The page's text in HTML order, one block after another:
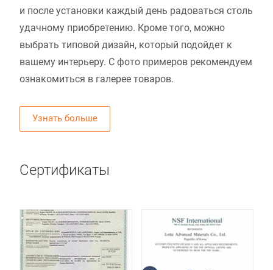
и после установки каждый день радоваться столь
удачному приобретению. Кроме того, можно
выбрать типовой дизайн, который подойдет к
вашему интерьеру. С фото примеров рекомендуем
ознакомиться в галерее товаров.
Узнать больше
Сертификаты